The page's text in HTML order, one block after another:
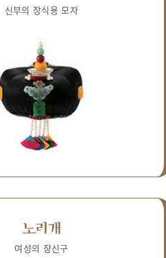
신부의 장식용 모자
노리개
여성의 장신구